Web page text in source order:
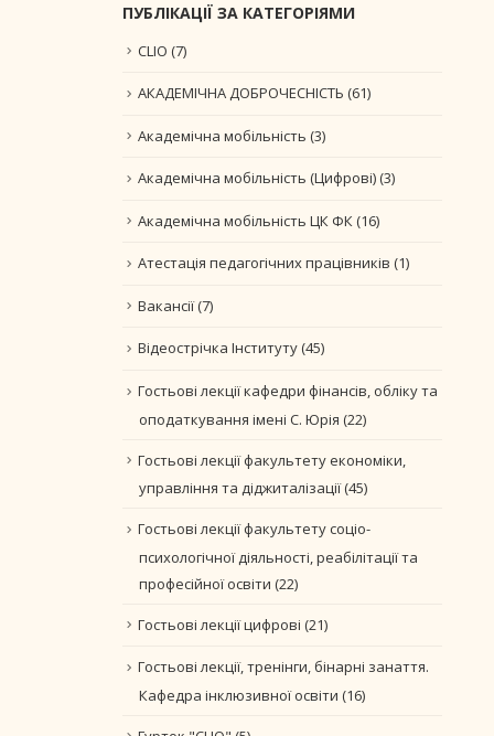
ПУБЛІКАЦІЇ ЗА КАТЕГОРІЯМИ
CLIO (7)
АКАДЕМІЧНА ДОБРОЧЕСНІСТЬ (61)
Академічна мобільність (3)
Академічна мобільність (Цифрові)(3)
Академічна мобільність ЦК ФК(16)
Атестація педагогічних працівників (1)
Вакансії(7)
Відеострічка Інституту(45)
Гостьові лекції кафедри фінансів, обліку та
оподаткування імені С. Юрія (22)
Гостьові лекції факультету економіки,
управління та діджиталізації(45)
Гостьові лекції факультету соціо-
психологічної діяльності, реабілітації та
професійної освіти (22)
Гостьові лекції цифрові (21)
Гостьові лекції, тренінги, бінарні занаття.
Кафедра інклюзивної освіти (16)